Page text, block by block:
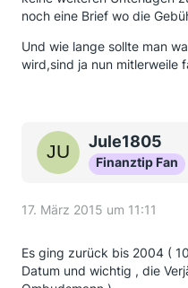
noch eine Brief wo die
Und wie lange sollte man
wird,sind ja nun mitlerweile
Jule1805
Finanztip Fan
17. März 2015 um 11:11
Es ging zurück bis 2004 (
Datum und wichtig , die